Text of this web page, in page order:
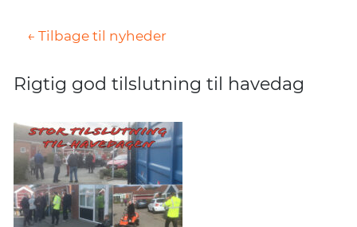
← Tilbage til nyheder
Rigtig god tilslutning til havedag